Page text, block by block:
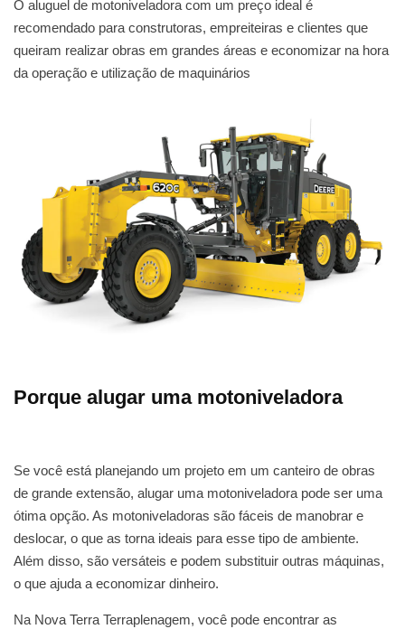
O aluguel de motoniveladora com um preço ideal é
recomendado para construtoras, empreiteiras e clientes que
queiram realizar obras em grandes áreas e economizar na hora
da operação e utilização de maquinários
Porque alugar uma motoniveladora
Se você está planejando um projeto em um canteiro de obras
de grande extensão, alugar uma motoniveladora pode ser uma
ótima opção. As motoniveladoras são fáceis de manobrar e
deslocar, o que as torna ideais para esse tipo de ambiente.
Além disso, são versáteis e podem substituir outras máquinas,
o que ajuda a economizar dinheiro.
Na Nova Terra Terraplenagem, você pode encontrar as